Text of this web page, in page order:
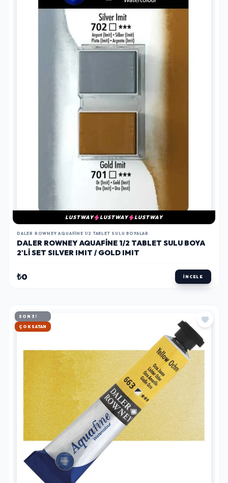
LUSTWAY LUSTWAY LUSTWAY
DALER ROWNEY AQUAFINE 1/2 TABLET SULU BOYALAR
DALER ROWNEY AQUAFINE 1/2 TABLET SULU BOYA
2'LI SET SILVER IMIT / GOLD IMIT
₺0 İNCELE
SON 3!
HIZLI KARGO